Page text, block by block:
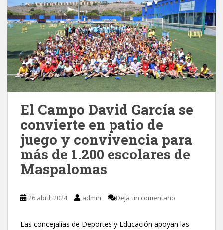
El Campo David García se
convierte en patio de
juego y convivencia para
más de 1.200 escolares de
Maspalomas
26 abril, 2024 admin Deja un comentario
Las concejalías de Deportes y Educación apoyan las